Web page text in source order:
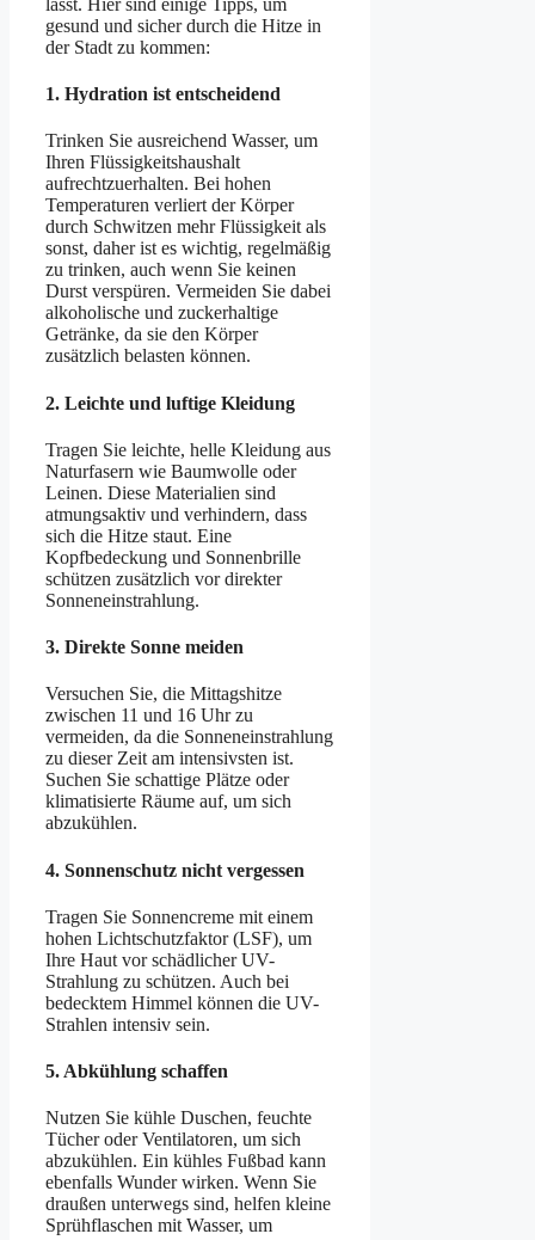
gesund und sicher durch die Hitze in
der Stadt zu kommen:
1. Hydration ist entscheidend
Trinken Sie ausreichend Wasser, um
Ihren Flüssigkeitshaushalt
aufrechtzuerhalten. Bei hohen
Temperaturen verliert der Körper
durch Schwitzen mehr Flüssigkeit als
sonst, daher ist es wichtig, regelmäßig
zu trinken, auch wenn Sie keinen
Durst verspüren. Vermeiden Sie dabei
alkoholische und zuckerhaltige
Getränke, da sie den Körper
zusätzlich belasten können.
2. Leichte und luftige Kleidung
Tragen Sie leichte, helle Kleidung aus
Naturfasern wie Baumwolle oder
Leinen. Diese Materialien sind
atmungsaktiv und verhindern, dass
sich die Hitze staut. Eine
Kopfbedeckung und Sonnenbrille
schützen zusätzlich vor direkter
Sonneneinstrahlung.
3. Direkte Sonne meiden
Versuchen Sie, die Mittagshitze
zwischen 11 und 16 Uhr zu
vermeiden, da die Sonneneinstrahlung
zu dieser Zeit am intensivsten ist.
Suchen Sie schattige Plätze oder
klimatisierte Räume auf, um sich
abzukühlen.
4. Sonnenschutz nicht vergessen
Tragen Sie Sonnencreme mit einem
hohen Lichtschutzfaktor (LSF), um
Ihre Haut vor schädlicher UV-
Strahlung zu schützen. Auch bei
bedecktem Himmel können die UV-
Strahlen intensiv sein.
5. Abkühlung schaffen
Nutzen Sie kühle Duschen, feuchte
Tücher oder Ventilatoren, um sich
abzukühlen. Ein kühles Fußbad kann
ebenfalls Wunder wirken. Wenn Sie
draußen unterwegs sind, helfen kleine
Sprühflaschen mit Wasser, um